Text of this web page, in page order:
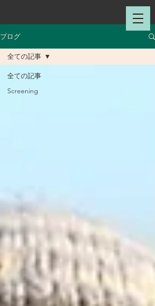
ブログ
全ての記事
Screening
全ての記事